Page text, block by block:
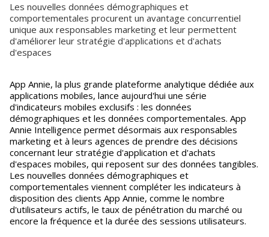
Les nouvelles données démographiques et
comportementales procurent un avantage concurrentiel
unique aux responsables marketing et leur permettent
d'améliorer leur stratégie d'applications et d'achats
d'espaces
App Annie, la plus grande plateforme analytique dédiée aux
applications mobiles, lance aujourd'hui une série
d'indicateurs mobiles exclusifs : les données
démographiques et les données comportementales. App
Annie Intelligence permet désormais aux responsables
marketing et à leurs agences de prendre des décisions
concernant leur stratégie d'application et d'achats
d'espaces mobiles, qui reposent sur des données tangibles.
Les nouvelles données démographiques et
comportementales viennent compléter les indicateurs à
disposition des clients App Annie, comme le nombre
d'utilisateurs actifs, le taux de pénétration du marché ou
encore la fréquence et la durée des sessions utilisateurs.